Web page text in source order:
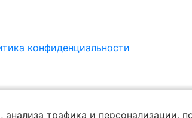
конфиденциальности
трафика и персонализации,